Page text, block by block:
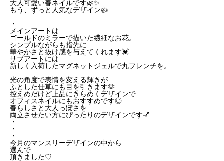
大人可愛い春ネイルです🌿✨
もう、ずっと人気なデザイン👍
・
メインアート は
ゴールドのミラーで描いた繊細なお花。
シンプルながら も指先に
華やかさ と抜け感を与えて く れます💓
サブアート には
新しく 入荷したマグネットジェルで丸フレンチを。
光の角度で表情を変える輝きが
ふとした仕草に も 目 を引き ます🫶
控えめだけど 上品に きらめく デザインで
オフィスネイルに もおすすめです◎
春ら しさ と 大人 っぽさ を
両立させたい方にぴったりのデザインです💅
・
・
・
今月のマンスリーデザインの中から
選んで
頂きました♡